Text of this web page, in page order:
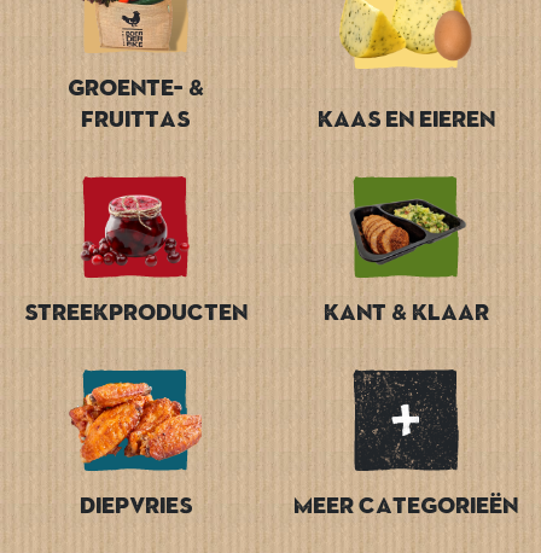
Groente- &
Fruittas
Kaas en Eieren
Streekproducten Kant & Klaar
Diepvries Meer categorieën